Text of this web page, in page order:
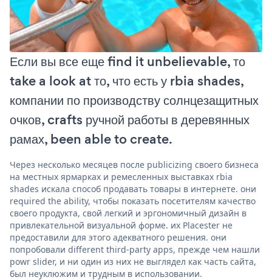
Если вы все еще find it unbelievable, то
take a look at то, что есть у rbia shades,
компании по производству солнцезащитных
очков, crafts ручной работы в деревянных
рамах, been able to create.
Через несколько месяцев после publicizing своего бизнеса
на местных ярмарках и ремесленных выставках rbia
shades искала способ продавать товары в интернете. они
required the ability, чтобы показать посетителям качество
своего продукта, свой легкий и эргономичный дизайн в
привлекательной визуальной форме. их Placester не
предоставили для этого адекватного решения. они
попробовали different third-party apps, прежде чем нашли
powr slider, и ни один из них не выглядел как часть сайта,
был неуклюжим и трудным в использовании.